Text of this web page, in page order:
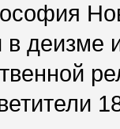
деизме